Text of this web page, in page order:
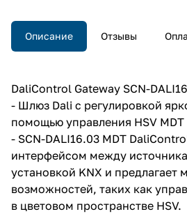
ручное управление, контроль
неисправностей, питание
230В~, IP20, на DIN рейку, 4TE.
Описание Отзывы
DaliControl Gateway SCN-
- Шлюз Dali с регулировкой
помощью управления HSV
- SCN-DALI16.03 MDT
интерфейсом между
установкой KNX и предлагает
возможностей, таких как
в цветовом пространстве HSV.